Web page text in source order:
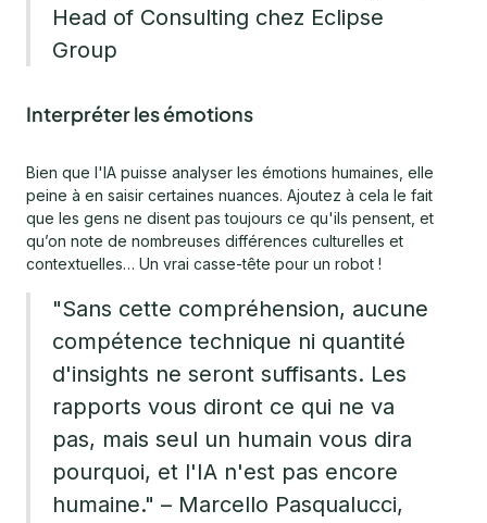
Head of Consulting chez Eclipse
Group
Interpréter les émotions
Bien que l'IA puisse analyser les émotions humaines, elle
peine à en saisir certaines nuances. Ajoutez à cela le fait
que les gens ne disent pas toujours ce qu'ils pensent, et
qu’on note de nombreuses différences culturelles et
contextuelles… Un vrai casse-tête pour un robot !
"Sans cette compréhension, aucune
compétence technique ni quantité
d'insights ne seront suffisants. Les
rapports vous diront ce qui ne va
pas, mais seul un humain vous dira
pourquoi, et l'IA n'est pas encore
humaine." – Marcello Pasqualucci,